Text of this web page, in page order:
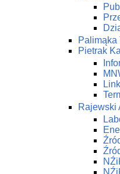
Palimąka
Pietrak
Rajewski